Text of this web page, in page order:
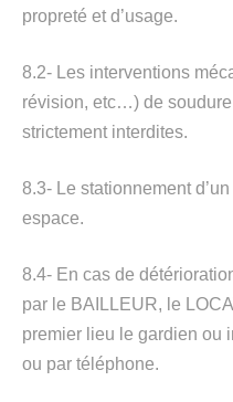
propreté et d’usage.
8.2- Les interventions
révision, etc…) de
strictement interdites.
8.3- Le stationnement
espace.
8.4- En cas de
par le BAILLEUR, le
premier lieu le gardien ou
ou par téléphone.